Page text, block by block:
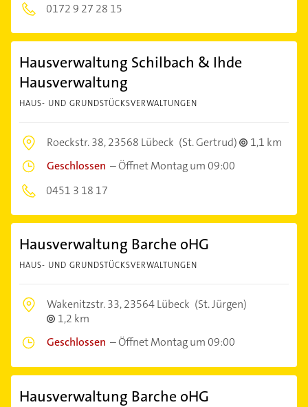
0172 9 27 28 15
Hausverwaltung Schilbach & Ihde
Hausverwaltung
HAUS- UND GRUNDSTÜCKSVERWALTUNGEN
Roeckstr. 38,23568 Lübeck (St. Gertrud)
1,1 km
Geschlossen –Öffnet Montag um 09:00
0451 3 18 17
Hausverwaltung Barche oHG
HAUS- UND GRUNDSTÜCKSVERWALTUNGEN
Wakenitzstr. 33,23564 Lübeck (St. Jürgen)
1,2 km
Geschlossen –Öffnet Montag um 09:00
Hausverwaltung Barche oHG